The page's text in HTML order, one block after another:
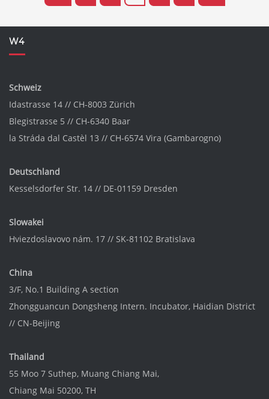
W4
Schweiz
Idastrasse 14 // CH-8003 Zürich
Blegistrasse 5 // CH-6340 Baar
la Stráda dal Castèl 13 // CH-6574 Vira (Gambarogno)
Deutschland
Kesselsdorfer Str. 14 // DE-01159 Dresden
Slowakei
Hviezdoslavovo nám. 17 // SK-81102 Bratislava
China
3/F, No.1 Building A section
Zhongguancun Dongsheng Intern. Incubator, Haidian District
// CN-Beijing
Thailand
55 Moo 7 Suthep, Muang Chiang Mai,
Chiang Mai 50200, TH